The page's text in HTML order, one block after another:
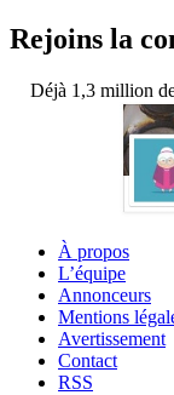
Rejoins la
Déjà 1,3 million
À propos
L’équipe
Annonceurs
Mentions
Avertissement
Contact
RSS